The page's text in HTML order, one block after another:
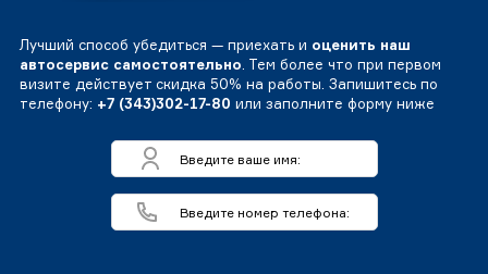
Лучший способ убедиться — приехать и оценить наш
автосервис самостоятельно. Тем более что при первом
визите действует скидка 50% на работы. Запишитесь по
телефону: +7 (343)302-17-80 или заполните форму ниже